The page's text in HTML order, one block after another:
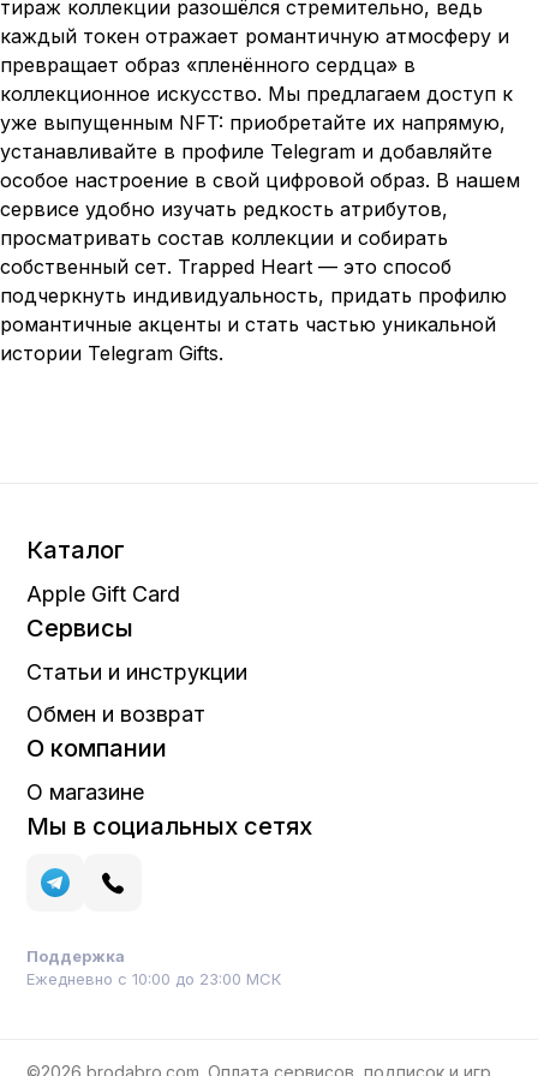
тираж коллекции разошёлся стремительно, ведь
каждый токен отражает романтичную атмосферу и
превращает образ «пленённого сердца» в
коллекционное искусство. Мы предлагаем доступ к
уже выпущенным NFT: приобретайте их напрямую,
устанавливайте в профиле Telegram и добавляйте
особое настроение в свой цифровой образ. В нашем
сервисе удобно изучать редкость атрибутов,
просматривать состав коллекции и собирать
собственный сет. Trapped Heart — это способ
подчеркнуть индивидуальность, придать профилю
романтичные акценты и стать частью уникальной
истории Telegram Gifts.
Каталог
Apple Gift Card
Сервисы
Статьи и инструкции
Обмен и возврат
О компании
О магазине
Мы в социальных сетях
Поддержка
Ежедневно с 10:00 до 23:00 МСК